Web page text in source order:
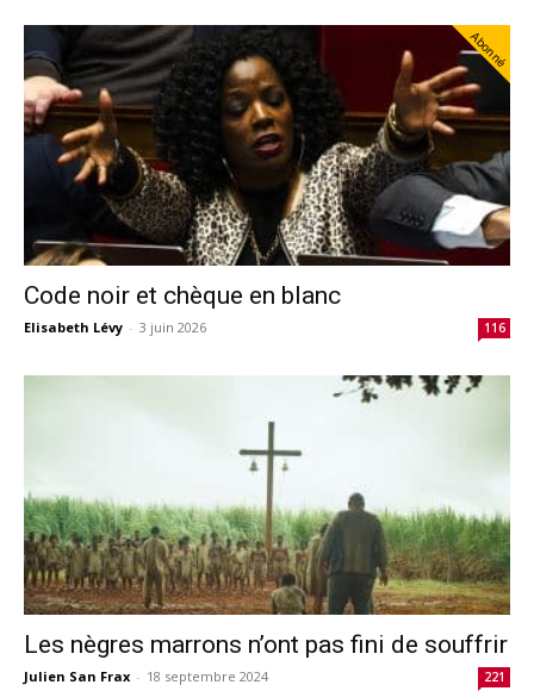
Abonné
Code noir et chèque en blanc
Elisabeth Lévy - 3 juin 2026 116
Les nègres marrons n’ont pas fini de souffrir
Julien San Frax - 18 septembre 2024 221